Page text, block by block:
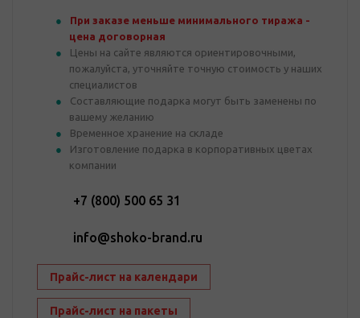
При заказе меньше минимального тиража -
цена договорная
Цены на сайте являются ориентировочными,
пожалуйста, уточняйте точную стоимость у наших
специалистов
Составляющие подарка могут быть заменены по
вашему желанию
Временное хранение на складе
Изготовление подарка в корпоративных цветах
компании
+7 (800) 500 65 31
info@shoko-brand.ru
Прайс-лист на календари
Прайс-лист на пакеты